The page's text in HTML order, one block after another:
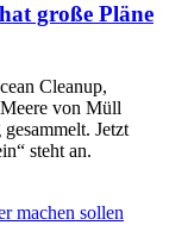
große Pläne
Cleanup,
von Müll
Jetzt
steht an.